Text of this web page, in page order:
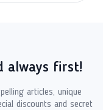
always first!
articles, unique
discounts and secret